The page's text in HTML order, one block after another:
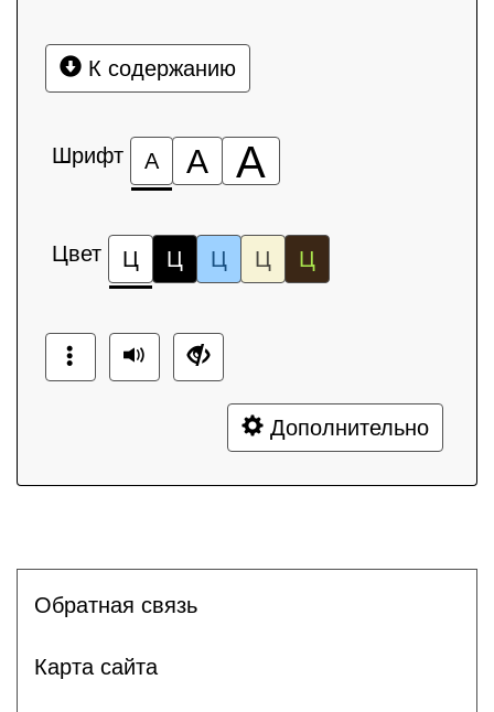
К содержанию
Шрифт А А А
Цвет Ц Ц Ц Ц Ц
Дополнительно
Обратная связь
Карта сайта